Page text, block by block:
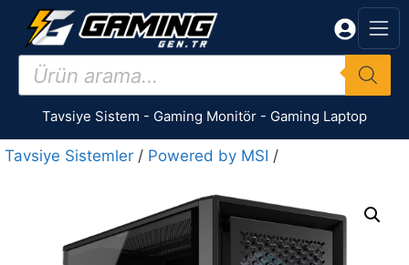
İçeriğe
Products
search
Tavsiye Sistem - Gaming Monitör - Gaming Laptop
Tavsiye Sistemler / Powered by MSI /